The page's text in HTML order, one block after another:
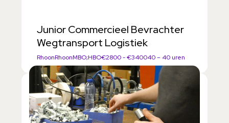
Junior Commercieel Bevrachter
Wegtransport Logistiek
RhoonRhoonMBO;HBO€2800 - €340040 – 40 uren